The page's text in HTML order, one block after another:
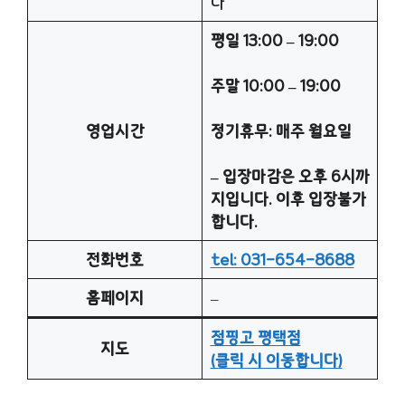
영업시간
평일 13:00 – 19:00
주말 10:00 – 19:00
정기휴무: 매주 월요일
– 입장마감은 오후 6시까
지입니다. 이후 입장불가
합니다.
전화번호
tel: 031-654-8688
홈페이지
–
지도
점핑고 평택점
(클릭 시 이동합니다)